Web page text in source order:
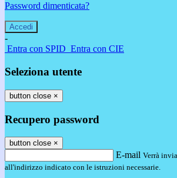
Password dimenticata?
-
Entra con SPID Entra con CIE
Seleziona utente
button close ×
Recupero password
button close ×
E-mail Verrà
all'indirizzo indicato con le istruzioni necessarie.